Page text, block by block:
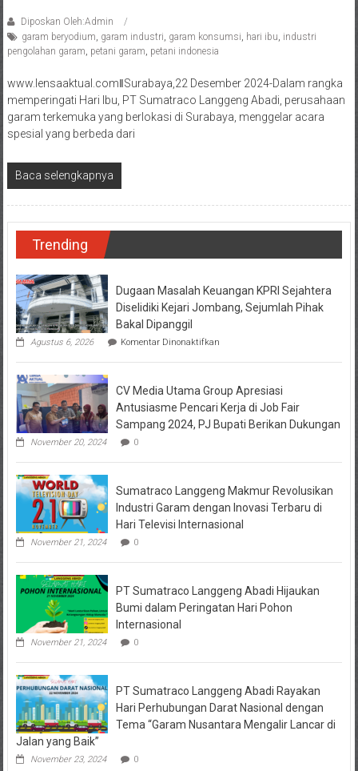
Diposkan Oleh:Admin
garam beryodium, garam industri, garam konsumsi, hari ibu, industri
pengolahan garam, petani garam, petani indonesia
www.lensaaktual.comǁSurabaya,22 Desember 2024-Dalam rangka
memperingati Hari Ibu, PT Sumatraco Langgeng Abadi, perusahaan
garam terkemuka yang berlokasi di Surabaya, menggelar acara
spesial yang berbeda dari
Baca selengkapnya
Trending
Dugaan Masalah Keuangan KPRI Sejahtera
Diselidiki Kejari Jombang, Sejumlah Pihak
Bakal Dipanggil
Agustus 6, 2026 Komentar Dinonaktifkanpada
Masalah
KPRI
Sejahtera
Diselidiki
Kejari
Dipanggil
CV Media Utama Group Apresiasi
Antusiasme Pencari Kerja di Job Fair
Sampang 2024, PJ Bupati Berikan Dukungan
November 20, 2024 0
Sumatraco Langgeng Makmur Revolusikan
Industri Garam dengan Inovasi Terbaru di
Hari Televisi Internasional
November 21, 2024 0
PT Sumatraco Langgeng Abadi Hijaukan
Bumi dalam Peringatan Hari Pohon
Internasional
November 21, 2024 0
PT Sumatraco Langgeng Abadi Rayakan
Hari Perhubungan Darat Nasional dengan
Tema “Garam Nusantara Mengalir Lancar di
Jalan yang Baik”
November 23, 2024 0